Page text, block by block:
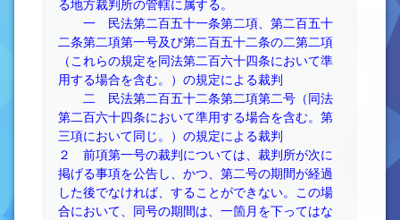
る地方裁判所の管轄に属する。
一 民法第二百五十一条第二項、第二百五十
二条第二項第一号及び第二百五十二条の二第二項
（これらの規定を同法第二百六十四条において準
用する場合を含む。）の規定による裁判
二 民法第二百五十二条第二項第二号（同法
第二百六十四条において準用する場合を含む。第
三項において同じ。）の規定による裁判
２ 前項第一号の裁判については、裁判所が次に
掲げる事項を公告し、かつ、第二号の期間が経過
した後でなければ、することができない。この場
合において、同号の期間は、一箇月を下ってはな